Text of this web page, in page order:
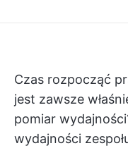
Czas rozpocząć
jest zawsze
pomiar
wydajności